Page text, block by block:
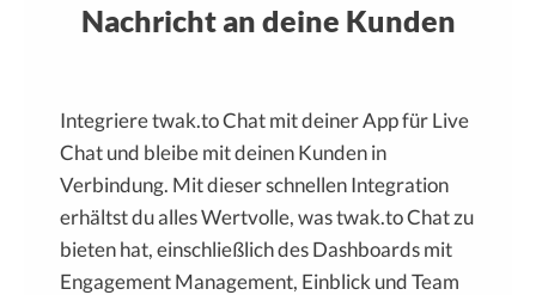
Nachricht an deine Kunden
Integriere twak.to Chat mit deiner App für Live
Chat und bleibe mit deinen Kunden in
Verbindung. Mit dieser schnellen Integration
erhältst du alles Wertvolle, was twak.to Chat zu
bieten hat, einschließlich des Dashboards mit
Engagement Management, Einblick und Team